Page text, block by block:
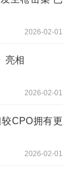
2026-02-01
亮相
2026-02-01
CPO拥有更
2026-02-01